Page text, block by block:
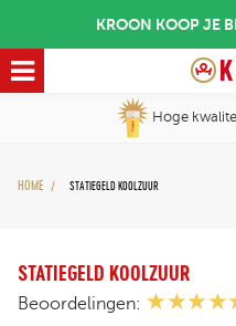
KROON KOOP JE
Hoge
HOME / STATIEGELD KOOLZUUR
STATIEGELD KOOLZUUR
Beoordelingen: